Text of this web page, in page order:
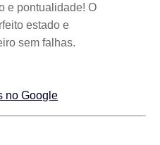
e pontualidade! O
estado e
sem falhas.
no Google